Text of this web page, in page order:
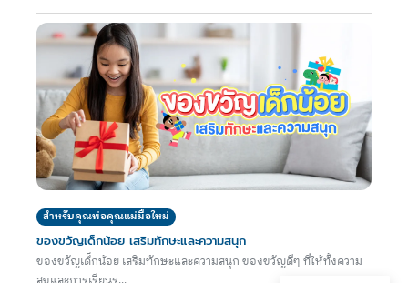
สำหรับคุณพ่อคุณแม่มือใหม่
ของขวัญเด็กน้อย เสริมทักษะและความสนุก
ของขวัญเด็กน้อย เสริมทักษะและความสนุก ของขวัญดีๆ ที่ให้ทั้งความ